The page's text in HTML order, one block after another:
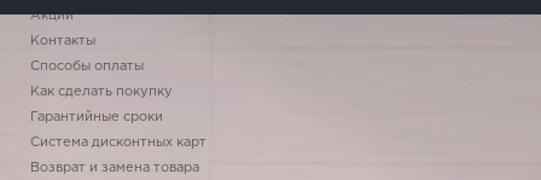
Акции
Контакты
Способы оплаты
Как сделать покупку
Гарантийные сроки
Система дисконтных карт
Возврат и замена товара